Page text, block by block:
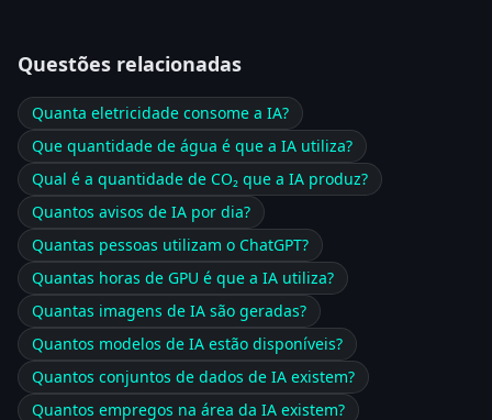
Questões relacionadas
Quanta eletricidade consome a IA?
Que quantidade de água é que a IA utiliza?
Qual é a quantidade de CO₂ que a IA produz?
Quantos avisos de IA por dia?
Quantas pessoas utilizam o ChatGPT?
Quantas horas de GPU é que a IA utiliza?
Quantas imagens de IA são geradas?
Quantos modelos de IA estão disponíveis?
Quantos conjuntos de dados de IA existem?
Quantos empregos na área da IA existem?